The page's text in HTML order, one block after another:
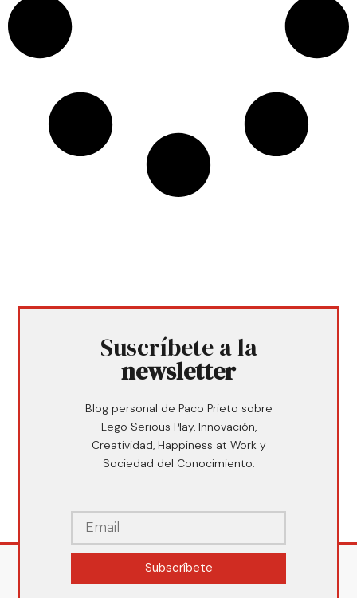
Suscríbete a la
newsletter
Blog personal de Paco Prieto sobre
Lego Serious Play, Innovación,
Creatividad, Happiness at Work y
Sociedad del Conocimiento.
Subscríbete